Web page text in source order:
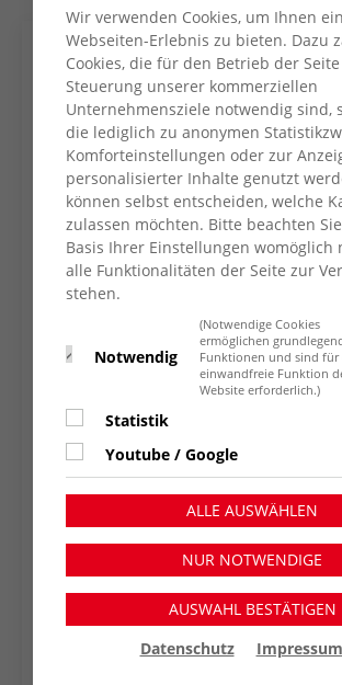
AWO Konkret 42 -
Wir verwenden Cookies, um Ihnen
Webseiten-Erlebnis zu bieten. Dazu
Cookies, die für den Betrieb der
Steuerung unserer kommerziellen
Unternehmensziele notwendig sind,
die lediglich zu anonymen
Komforteinstellungen oder zur
personalisierter Inhalte genutzt
können selbst entscheiden, welche
zulassen möchten. Bitte beachten
Basis Ihrer Einstellungen womöglich
alle Funktionalitäten der Seite zur
stehen.
Notwendig
(Notwendige Cookies
ermöglichen
Funktionen und sind für
einwandfreie Funktion
Website erforderlich.)
Statistik
Youtube / Google
ALLE AUSWÄHLEN
NUR NOTWENDIGE
AUSWAHL BESTÄTIGEN
Datenschutz
Impressum